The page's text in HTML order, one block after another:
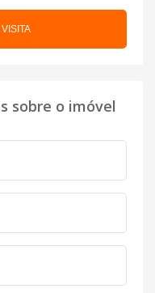
sobre o imóvel